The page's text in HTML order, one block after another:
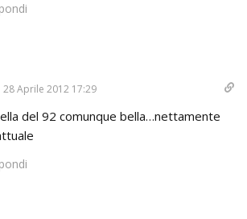
28 Aprile 2012 17:29
del 92 comunque bella…nettamente